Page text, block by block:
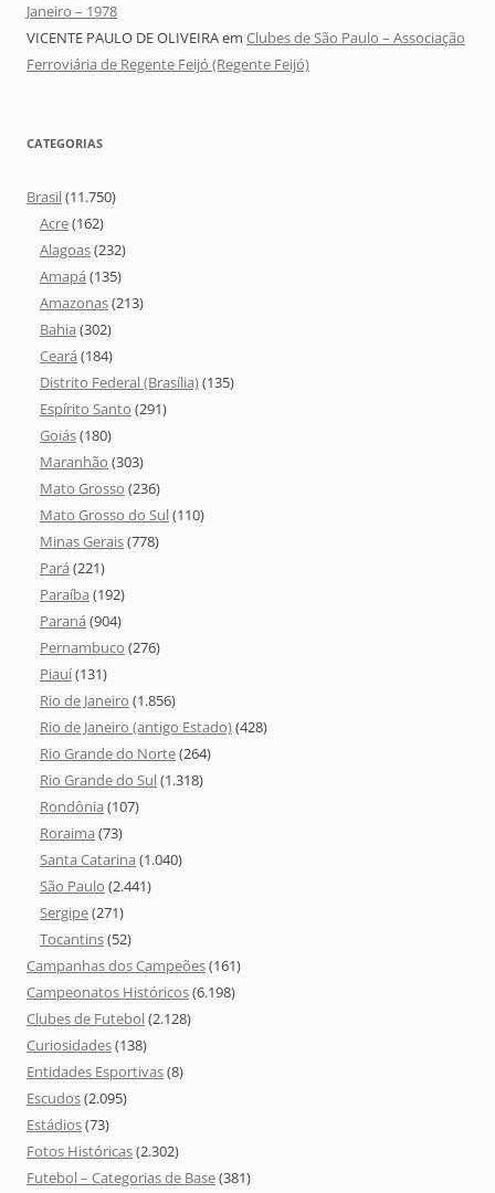
Janeiro – 1978
VICENTE PAULO DE OLIVEIRAem Clubes de São Paulo – Associação
Ferroviária de Regente Feijó (Regente Feijó)
CATEGORIAS
Brasil(11.750)
Acre(162)
Alagoas(232)
Amapá (135)
Amazonas(213)
Bahia (302)
Ceará (184)
Distrito Federal (Brasília)(135)
Espírito Santo (291)
Goiás(180)
Maranhão (303)
Mato Grosso (236)
Mato Grosso do Sul(110)
Minas Gerais(778)
Pará (221)
Paraíba (192)
Paraná (904)
Pernambuco (276)
Piauí(131)
Rio de Janeiro (1.856)
Rio de Janeiro (antigo Estado)(428)
Rio Grande do Norte(264)
Rio Grande do Sul(1.318)
Rondônia (107)
Roraima (73)
Santa Catarina (1.040)
São Paulo (2.441)
Sergipe(271)
Tocantins(52)
Campanhas dos Campeões(161)
Campeonatos Históricos(6.198)
Clubes de Futebol(2.128)
Curiosidades(138)
Entidades Esportivas(8)
Escudos(2.095)
Estádios(73)
Fotos Históricas(2.302)
Futebol – Categorias de Base(381)